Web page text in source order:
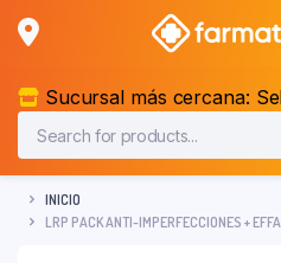
Sucursal más cercana:
INICIO
LRP PACK ANTI-IMPERFECCIONES +